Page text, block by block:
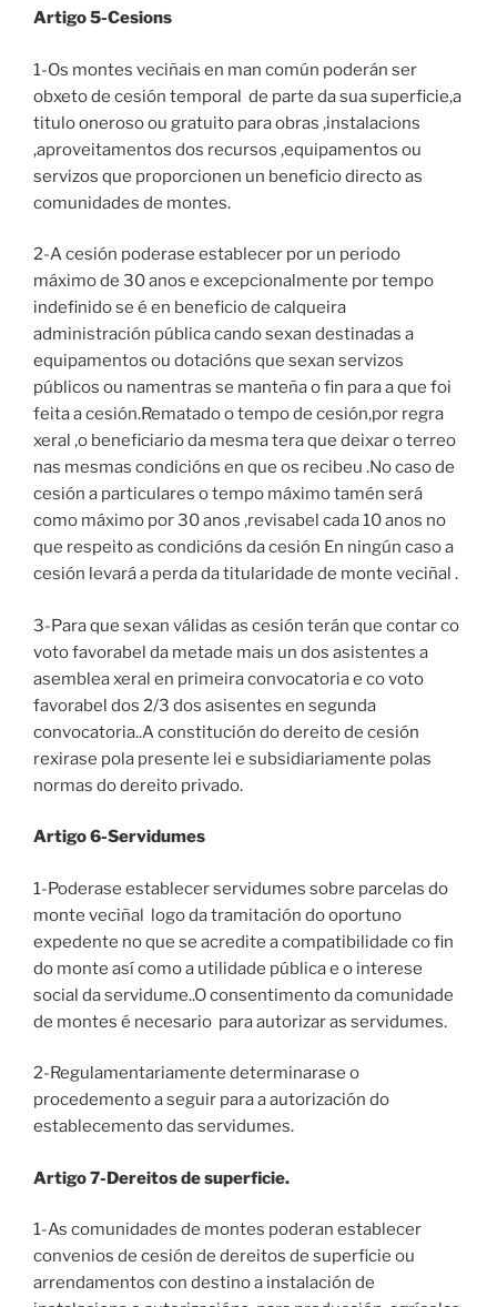
Artigo 5-Cesions
1-Os montes veciñais en man común poderán ser
obxeto de cesión temporal de parte da sua superficie,a
titulo oneroso ou gratuito para obras ,instalacions
,aproveitamentos dos recursos ,equipamentos ou
servizos que proporcionen un beneficio directo as
comunidades de montes.
2-A cesión poderase establecer por un periodo
máximo de 30 anos e excepcionalmente por tempo
indefinido se é en beneficio de calqueira
administración pública cando sexan destinadas a
equipamentos ou dotacións que sexan servizos
públicos ou namentras se manteña o fin para a que foi
feita a cesión.Rematado o tempo de cesión,por regra
xeral ,o beneficiario da mesma tera que deixar o terreo
nas mesmas condicións en que os recibeu .No caso de
cesión a particulares o tempo máximo tamén será
como máximo por 30 anos ,revisabel cada 10 anos no
que respeito as condicións da cesión En ningún caso a
cesión levará a perda da titularidade de monte veciñal .
3-Para que sexan válidas as cesión terán que contar co
voto favorabel da metade mais un dos asistentes a
asemblea xeral en primeira convocatoria e co voto
favorabel dos 2/3 dos asisentes en segunda
convocatoria..A constitución do dereito de cesión
rexirase pola presente lei e subsidiariamente polas
normas do dereito privado.
Artigo 6-Servidumes
1-Poderase establecer servidumes sobre parcelas do
monte veciñal logo da tramitación do oportuno
expedente no que se acredite a compatibilidade co fin
do monte así como a utilidade pública e o interese
social da servidume..O consentimento da comunidade
de montes é necesario para autorizar as servidumes.
2-Regulamentariamente determinarase o
procedemento a seguir para a autorización do
establecemento das servidumes.
Artigo 7-Dereitos de superficie.
1-As comunidades de montes poderan establecer
convenios de cesión de dereitos de superficie ou
arrendamentos con destino a instalación de